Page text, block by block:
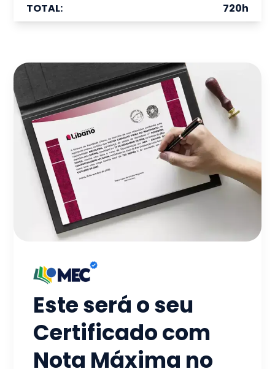
TOTAL: 720h
Este será o seu
Certificado com
Nota Máxima no